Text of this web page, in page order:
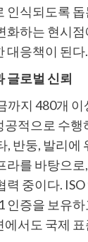
인식되도록
화하는 현시
대응책이 된다.
글로벌 신뢰
까지 480개 이
공적으로 수행
, 반둥, 발리에
라를 바탕으
력 중이다.
인증을 보유
에서도 국제